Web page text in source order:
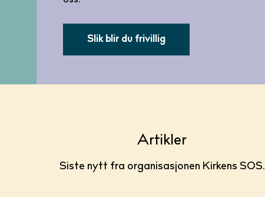
Slik blir du frivillig
Artikler
Siste nytt fra organisasjonen Kirkens SOS.